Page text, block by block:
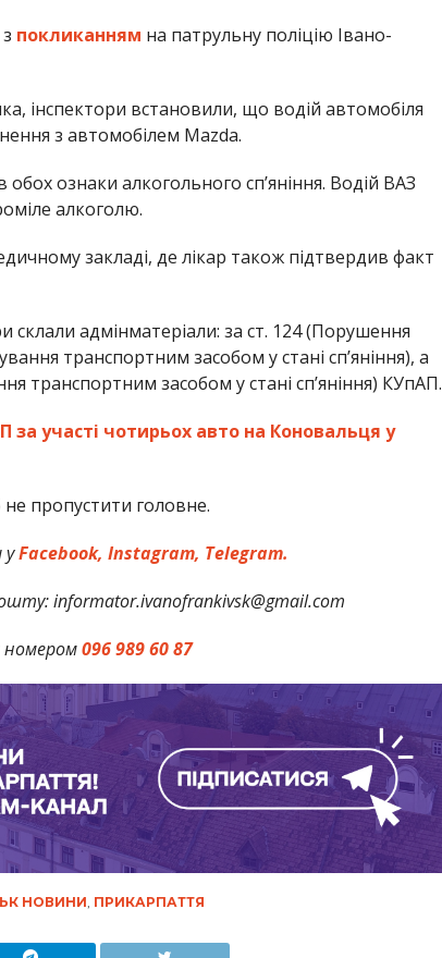
покликанням на патрульну поліцію Івано-
встановили, що водій автомобіля
з автомобілем Mazda.
обох ознаки алкогольного спʼяніння. Водій ВАЗ
алкоголю.
закладі, де лікар також підтвердив факт
склали адмінматеріали: за ст. 124 (Порушення
транспортним засобом у стані спʼяніння), а
транспортним засобом у стані спʼяніння) КУпАП.
участі чотирьох авто на Коновальця у
пропустити головне.
уFacebook, Instagram, Telegram.
informator.ivanofrankivsk@gmail.com
номером096 989 60 87
НОВИНИ ПРИКАРПАТТЯ